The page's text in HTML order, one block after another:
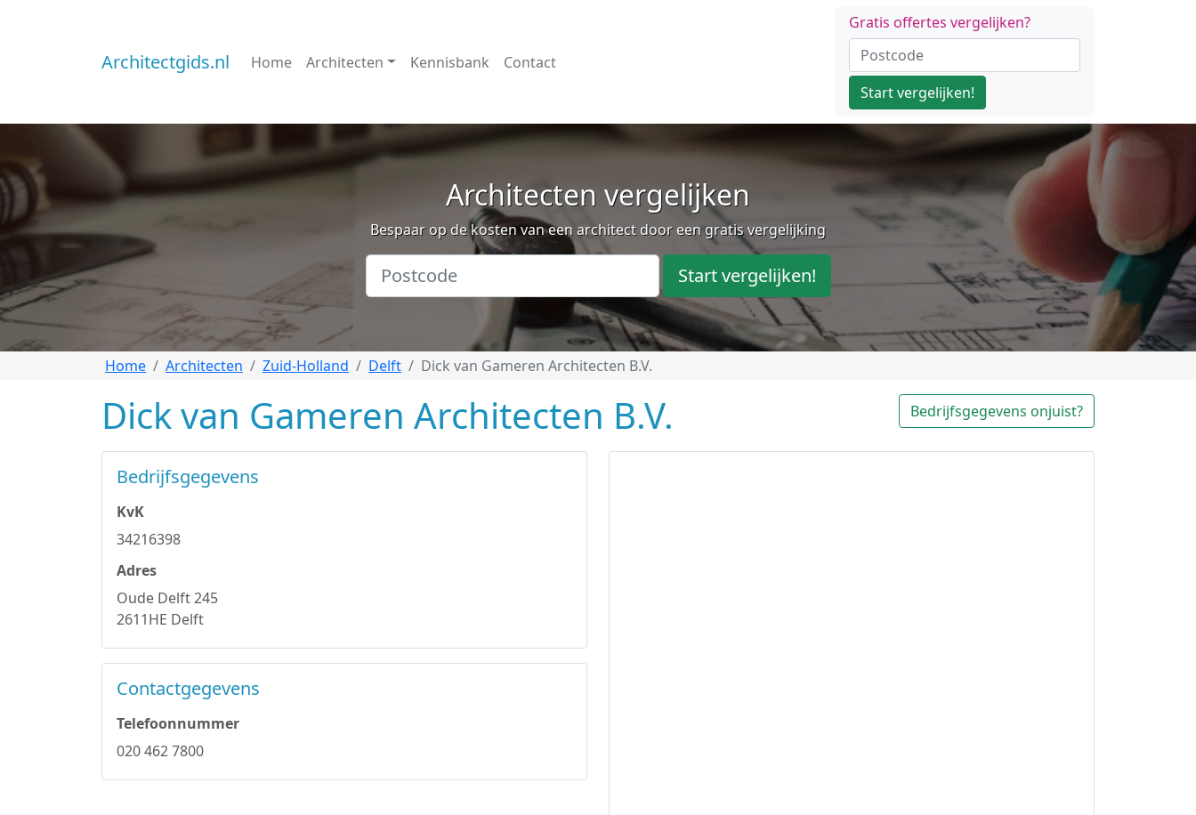
Architectgids.nl Home Architecten Kennisbank Contact
Gratis offertes vergelijken?
Start vergelijken!
Architecten vergelijken
Bespaar op de kosten van een architect door een gratis vergelijking
Start vergelijken!
Home Architecten Zuid-Holland Delft Dick van Gameren Architecten B.V.
Bedrijfsgegevens onjuist?
Dick van Gameren Architecten B.V.
Bedrijfsgegevens
KvK
34216398
Adres
Oude Delft 245
2611HE Delft
Contactgegevens
Telefoonnummer
020 462 7800